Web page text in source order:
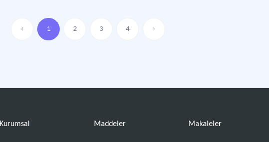
‹ 1 2 3 4 ›
Kurumsal Maddeler Makaleler